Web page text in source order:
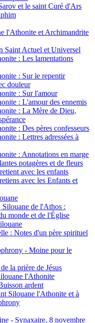
et le saint Curé d'Ars
l'Athonite et Archimandrite
Saint Actuel et Universel
: Les lamentations
: Sur le repentir
douleur
: Sur l'amour
: L'amour des ennemis
: La Mère de Dieu,
: Des pères confesseurs
: Lettres adressées à
: Annotations en marge
potagères et de fleurs
avec les enfants
avec les Enfants et
de l'Athos :
monde et de l'Église
: Notes d'un père spirituel
- Moine pour le
la prière de Jésus
l'Athonite
ardent
Silouane l'Athonite et à
- Synaxaire, 8 novembre